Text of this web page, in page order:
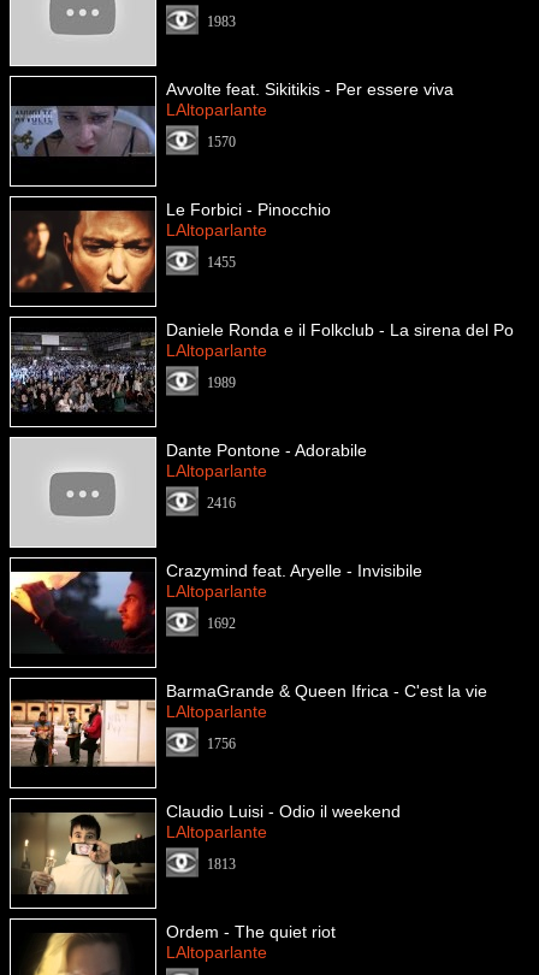
1983
Avvolte feat. Sikitikis - Per essere viva
LAltoparlante
1570
Le Forbici - Pinocchio
LAltoparlante
1455
Daniele Ronda e il Folkclub - La sirena del Po
LAltoparlante
1989
Dante Pontone - Adorabile
LAltoparlante
2416
Crazymind feat. Aryelle - Invisibile
LAltoparlante
1692
BarmaGrande & Queen Ifrica - C'est la vie
LAltoparlante
1756
Claudio Luisi - Odio il weekend
LAltoparlante
1813
Ordem - The quiet riot
LAltoparlante